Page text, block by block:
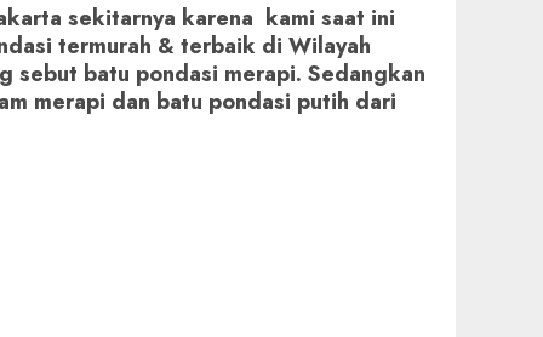
sekitarnya karena kami saat ini
termurah & terbaik di Wilayah
sebut batu pondasi merapi. Sedangkan
merapi dan batu pondasi putih dari